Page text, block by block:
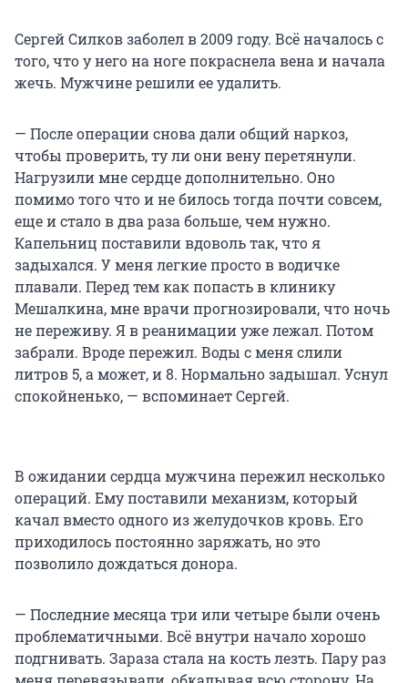
Сергей Силков заболел в 2009 году. Всё началось с
того, что у него на ноге покраснела вена и начала
жечь. Мужчине решили ее удалить.
— После операции снова дали общий наркоз,
чтобы проверить, ту ли они вену перетянули.
Нагрузили мне сердце дополнительно. Оно
помимо того что и не билось тогда почти совсем,
еще и стало в два раза больше, чем нужно.
Капельниц поставили вдоволь так, что я
задыхался. У меня легкие просто в водичке
плавали. Перед тем как попасть в клинику
Мешалкина, мне врачи прогнозировали, что ночь
не переживу. Я в реанимации уже лежал. Потом
забрали. Вроде пережил. Воды с меня слили
литров 5, а может, и 8. Нормально задышал. Уснул
спокойненько, — вспоминает Сергей.
В ожидании сердца мужчина пережил несколько
операций. Ему поставили механизм, который
качал вместо одного из желудочков кровь. Его
приходилось постоянно заряжать, но это
позволило дождаться донора.
— Последние месяца три или четыре были очень
проблематичными. Всё внутри начало хорошо
подгнивать. Зараза стала на кость лезть. Пару раз